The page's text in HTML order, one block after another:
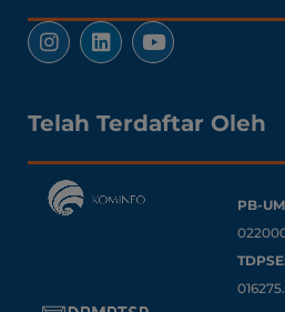
Telah Terdaftar Oleh
PB-